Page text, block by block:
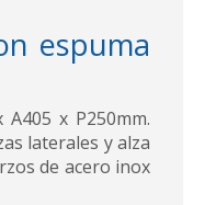
espuma
x P250mm.
laterales y alza
de acero inox